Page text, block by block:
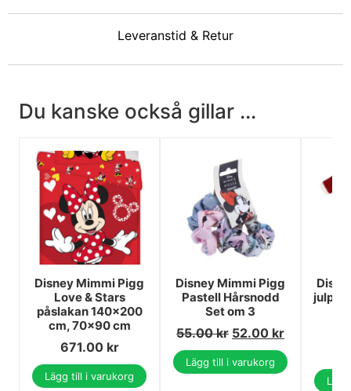
Leveranstid & Retur
Du kanske också gillar ...
Disney Mimmi Pigg
Love & Stars
påslakan 140x200
cm, 70x90 cm
671.00 kr
Lägg till i varukorg
Disney Mimmi Pigg
Pastell Hårsnodd
Set om 3
55.00kr 52.00 kr
Lägg till i varukorg